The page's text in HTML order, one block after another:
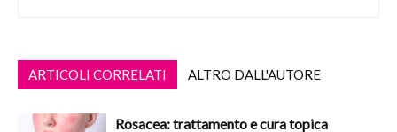
ARTICOLI CORRELATI ALTRO DALL'AUTORE
Rosacea: trattamento e cura topica